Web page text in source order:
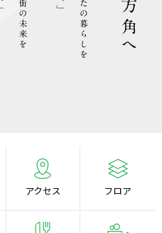
アクセス フロア